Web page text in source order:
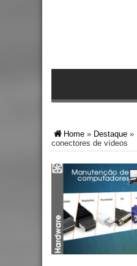
Home » Destaque »
conectores de vídeos